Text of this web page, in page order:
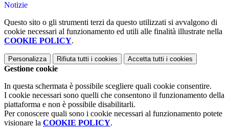
Notizie
Questo sito o gli strumenti terzi da questo utilizzati si avvalgono di
cookie necessari al funzionamento ed utili alle finalità illustrate nella
COOKIE POLICY.
Personalizza Rifiuta tutti i cookies Accetta tutti i cookies
Gestione cookie
In questa schermata è possibile scegliere quali cookie consentire.
I cookie necessari sono quelli che consentono il funzionamento della
piattaforma e non è possibile disabilitarli.
Per conoscere quali sono i cookie necessari al funzionamento potete
visionare la COOKIE POLICY.